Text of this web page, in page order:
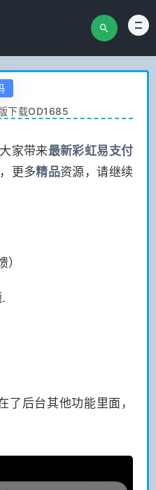
下载OD1685
家带来最新彩虹易支付
更多精品资源，请继续
了后台其他功能里面，